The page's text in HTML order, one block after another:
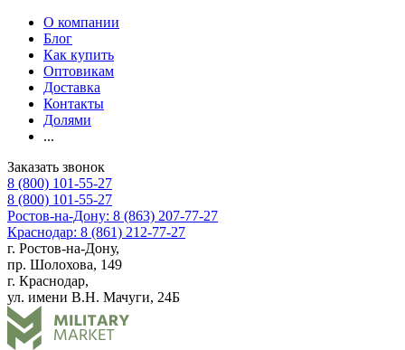
О компании
Блог
Как купить
Оптовикам
Доставка
Контакты
Долями
...
Заказать звонок
8 (800) 101-55-27
8 (800) 101-55-27
Ростов-на-Дону: 8 (863) 207-77-27
Краснодар: 8 (861) 212-77-27
г. Ростов-на-Дону,
пр. Шолохова, 149
г. Краснодар,
ул. имени В.Н. Мачуги, 24Б